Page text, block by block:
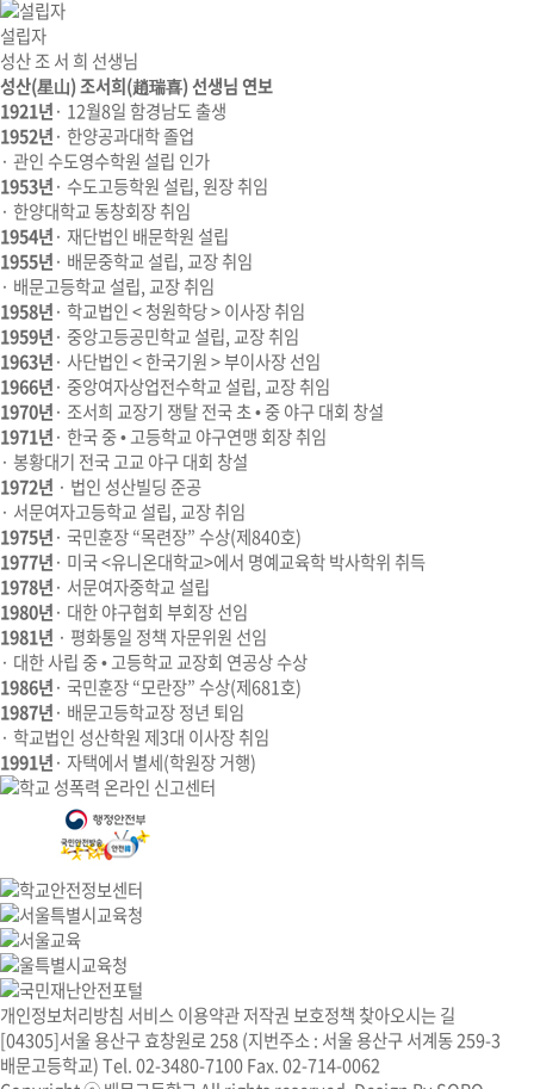
설립자
성산조 서 희 선생님
성산(星山) 조서희(趙瑞喜) 선생님 연보
1921년· 12월8일 함경남도 출생
1952년· 한양공과대학 졸업
· 관인 수도영수학원 설립 인가
1953년· 수도고등학원 설립, 원장 취임
· 한양대학교 동창회장 취임
1954년· 재단법인 배문학원 설립
1955년· 배문중학교 설립, 교장 취임
· 배문고등학교 설립, 교장 취임
1958년· 학교법인 < 청원학당 > 이사장 취임
1959년· 중앙고등공민학교 설립, 교장 취임
1963년· 사단법인 < 한국기원 > 부이사장 선임
1966년· 중앙여자상업전수학교 설립, 교장 취임
1970년· 조서희 교장기 쟁탈 전국 초 • 중 야구 대회 창설
1971년· 한국 중 • 고등학교 야구연맹 회장 취임
· 봉황대기 전국 고교 야구 대회 창설
1972년 · 법인 성산빌딩 준공
· 서문여자고등학교 설립, 교장 취임
1975년· 국민훈장 “목련장” 수상(제840호)
1977년· 미국 <유니온대학교>에서 명예교육학 박사학위 취득
1978년· 서문여자중학교 설립
1980년· 대한 야구협회 부회장 선임
1981년 · 평화통일 정책 자문위원 선임
· 대한 사립 중 • 고등학교 교장회 연공상 수상
1986년· 국민훈장 “모란장” 수상(제681호)
1987년· 배문고등학교장 정년 퇴임
· 학교법인 성산학원 제3대 이사장 취임
1991년· 자택에서 별세(학원장 거행)
개인정보처리방침 서비스 이용약관저작권 보호정책 찾아오시는 길
[04305]서울 용산구 효창원로 258 (지번주소 : 서울 용산구 서계동 259-3
배문고등학교) Tel. 02-3480-7100 Fax. 02-714-0062